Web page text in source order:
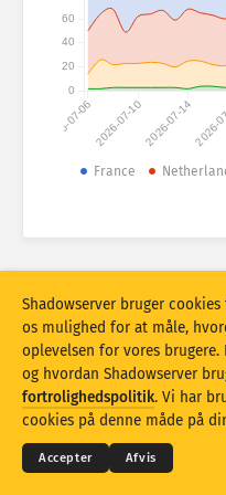
Angrebsstatistikker: Enheder
Lande
Datasæt
Stacking Stablet
Opdater
2026-07-062026-07-102026-07-14
0
20
40
60
France
© 2026THE
Fortrolighed og vilkår
Shadowserver bruger
os mulighed for at måle,
oplevelsen for vores
og hvordan Shadowserver
fortrolighedspolitik. Vi har
cookies på denne måde på
Accepter Afvis